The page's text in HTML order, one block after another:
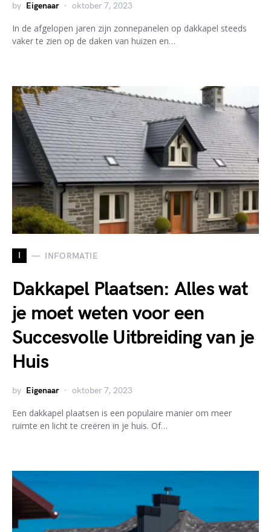
by Eigenaar oktober 7, 2023
In de afgelopen jaren zijn zonnepanelen op dakkapel steeds
vaker te zien op de daken van huizen en…
I INFORMATIE
Dakkapel Plaatsen: Alles wat
je moet weten voor een
Succesvolle Uitbreiding van je
Huis
by Eigenaar oktober 7, 2023
Een dakkapel plaatsen is een populaire manier om meer
ruimte en licht te creëren in je huis. Of…